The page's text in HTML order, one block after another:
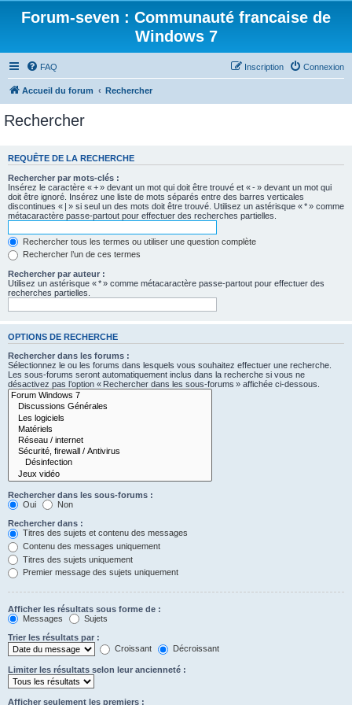
Forum-seven : Communauté francaise de
Windows 7
FAQ Connexion
Inscription
Accueil du forum Rechercher
Rechercher
REQUÊTE DE LA RECHERCHE
Rechercher par mots-clés :
Insérez le caractère « + » devant un mot qui doit être trouvé et « - » devant un mot qui
doit être ignoré. Insérez une liste de mots séparés entre des barres verticales
discontinues « | » si seul un des mots doit être trouvé. Utilisez un astérisque « * » comme
métacaractère passe-partout pour effectuer des recherches partielles.
Rechercher tous les termes ou utiliser une question complète
Rechercher l’un de ces termes
Rechercher par auteur :
Utilisez un astérisque « * » comme métacaractère passe-partout pour effectuer des
recherches partielles.
OPTIONS DE RECHERCHE
Rechercher dans les forums :
Sélectionnez le ou les forums dans lesquels vous souhaitez effectuer une recherche.
Les sous-forums seront automatiquement inclus dans la recherche si vous ne
désactivez pas l’option « Rechercher dans les sous-forums » affichée ci-dessous.
Rechercher dans les sous-forums :
Oui
Non
Rechercher dans :
Titres des sujets et contenu des messages
Contenu des messages uniquement
Titres des sujets uniquement
Premier message des sujets uniquement
Afficher les résultats sous forme de :
Messages
Sujets
Trier les résultats par :
Croissant
Décroissant
Limiter les résultats selon leur ancienneté :
Afficher seulement les premiers :